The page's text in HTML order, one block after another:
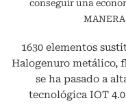
conseguir una
MANERA
1630 elementos
Halogenuro metálico,
se ha pasado a
tecnológica IOT